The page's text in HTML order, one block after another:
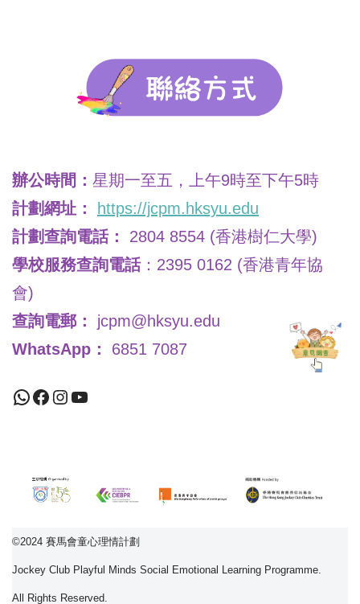
辦公時間： 星期一至五，上午9時至下午5時
計劃網址：
https://jcpm.hksyu.edu
計劃查詢電話：
2804 8554 (香港樹仁大學)
學校服務查詢電話：2395 0162 (香港青年協
會)
查詢電郵：
jcpm@hksyu.edu
WhatsApp：
6851 7087
©2024 賽馬會童心理情計劃
Jockey Club Playful Minds Social Emotional Learning Programme.
All Rights Reserved.